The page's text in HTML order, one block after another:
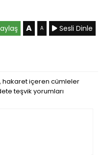
A A Sesli Dinle
hakaret içeren cümleler
teşvik yorumları